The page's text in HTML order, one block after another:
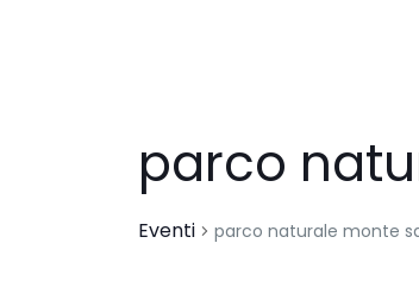
parco
Eventi parco naturale monte